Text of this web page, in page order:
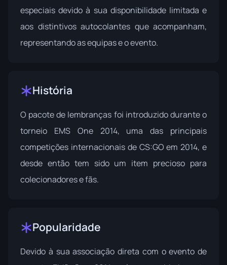
especiais devido à sua disponibilidade limitada e
aos distintivos autocolantes que acompanham,
representando as equipas e o evento.
História
O pacote de lembranças foi introduzido durante o
torneio EMS One 2014, uma das principais
competições internacionais de CS:GO em 2014, e
desde então tem sido um item precioso para
colecionadores e fãs.
Popularidade
Devido à sua associação direta com o evento de